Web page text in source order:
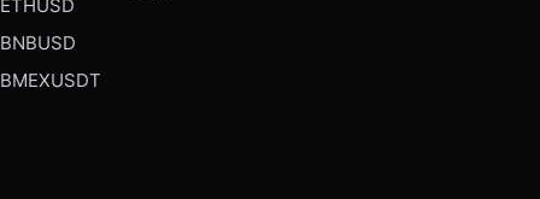
ETHUSD
BNBUSD
BMEXUSDT